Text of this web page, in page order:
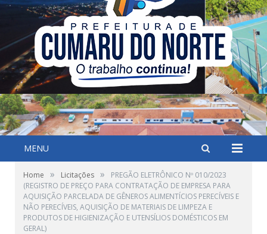
MENU
Home » Licitações »
PREGÃO ELETRÔNICO Nº 010/2023
(REGISTRO DE PREÇO PARA CONTRATAÇÃO DE EMPRESA PARA
AQUISIÇÃO PARCELADA DE GÊNEROS ALIMENTÍCIOS PERECÍVEIS E
NÃO PERECÍVEIS, AQUISIÇÃO DE MATERIAIS DE LIMPEZA E
PRODUTOS DE HIGIENIZAÇÃO E UTENSÍLIOS DOMÉSTICOS EM
GERAL)